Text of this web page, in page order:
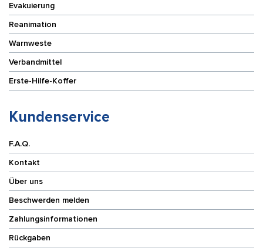
Evakuierung
Reanimation
Warnweste
Verbandmittel
Erste-Hilfe-Koffer
Kundenservice
F.A.Q.
Kontakt
Über uns
Beschwerden melden
Zahlungsinformationen
Rückgaben